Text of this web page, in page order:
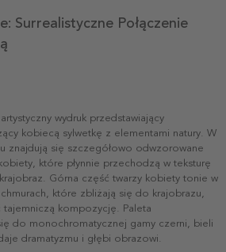
Surrealistyczne Połączenie
wydruk przedstawiający
kobiecą sylwetkę z elementami natury. W
znajdują się szczegółowo odwzorowane
które płynnie przechodzą w teksturę
Górna część twarzy kobiety tonie w
które zbliżają się do krajobrazu,
kompozycję. Paleta
do monochromatycznej gamy czerni, bieli
dramatyzmu i głębi obrazowi.